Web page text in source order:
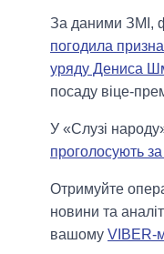
За даними ЗМІ,
погодила
уряду Дениса
посаду віце-
У «Слузі
проголосують
Отримуйте
новини та
вашому VIBER-